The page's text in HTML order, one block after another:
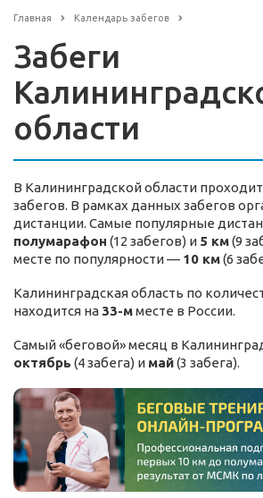
Главная Календарь забегов
Забеги
области
В Калининградской области
забегов. В рамках данных забегов
дистанции. Самые популярные
полумарафон (12 забегов) и 5 км(9
месте по популярности — 10 км(6
Калининградская область по
находится на33-мместе в России.
Самый «беговой» месяц в
октябрь (4 забега) и май(3 забега).